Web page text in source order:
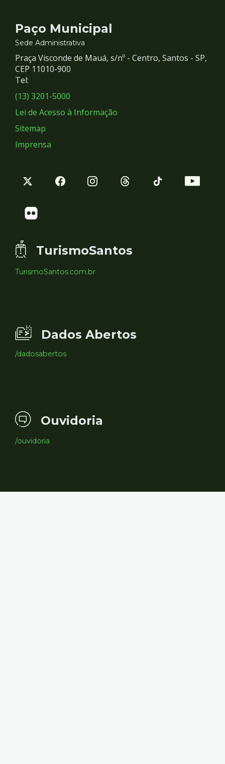
Contato
e
Redes
Sociais
Paço Municipal
Sede Administrativa
Praça Visconde de Mauá, s/nº - Centro, Santos - SP,
CEP 11010-900
Tel:
(13) 3201-5000
Lei de Acesso à Informação
Sitemap
Imprensa
TurismoSantos
TurismoSantos.com.br
Dados Abertos
/dadosabertos
Ouvidoria
/ouvidoria